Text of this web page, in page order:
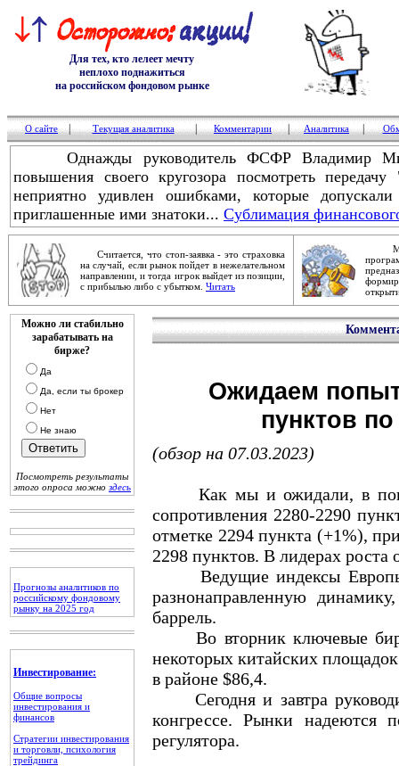
Для тех, кто лелеет мечту
неплохо поднажиться
на российском фондовом рынке
О сайте Текущая аналитика Комментарии Аналитика
Однажды руководитель ФСФР Владимир
повышения своего кругозора посмотреть
неприятно удивлен ошибками, которые
приглашенные ими знатоки... Сублимация
Считается, что стоп-заявка - это страховка
на случай, если рынок пойдет в нежелательном
направлении, и тогда игрок выйдет из позиции,
с прибылью либо с убытком. Читать
Можно ли стабильно
зарабатывать на
бирже?
Да
Да, если ты брокер
Нет
Не знаю
Посмотреть результаты
этого опроса можно здесь
Прогнозы аналитиков по
российскому фондовому
рынку на 2025 год
Инвестирование:
Общие вопросы
инвестирования и
финансов
Стратегии инвестирования
и торговли, психология
трейдинга
Ожидаем
пунктов
(обзор на 07.03.2023)
Как мы и ожидали, в
сопротивления 2280-2290
отметке 2294 пункта (+1%),
2298 пунктов. В лидерах роста
Ведущие индексы Европы
разнонаправленную
баррель.
Во вторник ключевые
некоторых китайских
в районе $86,4.
Сегодня и завтра
конгрессе. Рынки надеются
регулятора.